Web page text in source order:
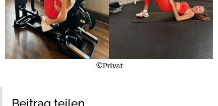
©Privat
Beitrag teilen